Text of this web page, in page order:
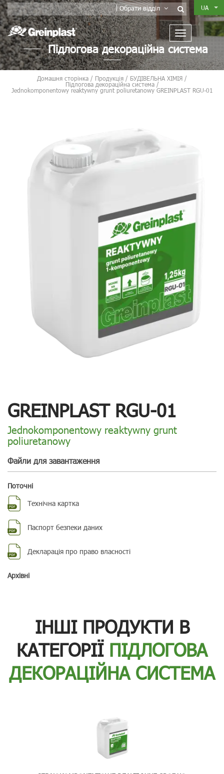
Обрати відділ UA
Підлогова декораційна система
Домашня сторінка / Продукція / БУДІВЕЛЬНА ХІМІЯ /
Підлогова декораційна система/
Jednokomponentowy reaktywny grunt poliuretanowy GREINPLAST RGU-01
GREINPLAST RGU-01
Jednokomponentowy reaktywny grunt
poliuretanowy
Файли для завантаження
Поточні
Технічна картка
Паспорт безпеки даних
Декларація про право власності
Aрхівні
ІНШІ ПРОДУКТИ В
КАТЕГОРІЇ ПІДЛОГОВА
ДЕКОРАЦІЙНА СИСТЕМА